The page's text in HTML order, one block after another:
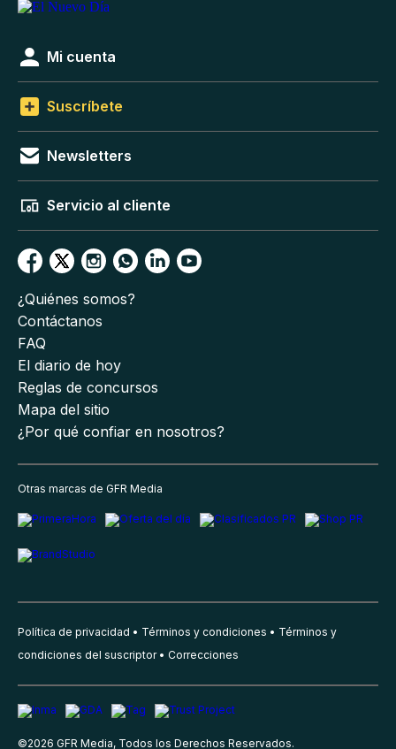
Mi cuenta
Suscríbete
Newsletters
Servicio al cliente
¿Quiénes somos?
Contáctanos
FAQ
El diario de hoy
Reglas de concursos
Mapa del sitio
¿Por qué confiar en nosotros?
Otras marcas de GFR Media
Política de privacidad Términos y condiciones
Términos y
condiciones del suscriptor
Correcciones
©2026 GFR Media, Todos los Derechos Reservados.